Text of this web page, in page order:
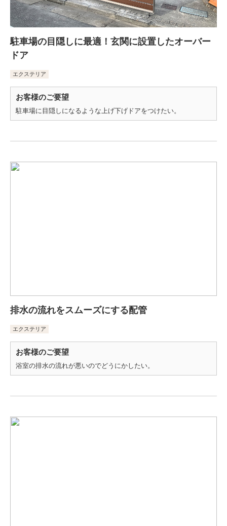
駐車場の目隠しに最適！玄関に設置したオーバー
ドア
エクステリア
お客様のご要望
駐車場に目隠しになるような上げ下げドアをつけたい。
排水の流れをスムーズにする配管
エクステリア
お客様のご要望
浴室の排水の流れが悪いのでどうにかしたい。